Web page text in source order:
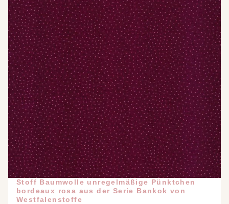
Stoff Baumwolle unregelmäßige Pünktchen
bordeaux rosa aus der Serie Bankok von
Westfalenstoffe